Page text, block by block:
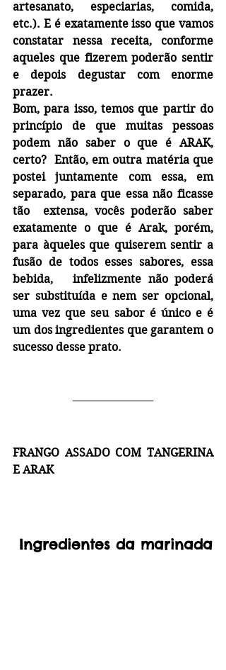
artesanato, especiarias, comida,
etc.). E é exatamente isso que vamos
constatar nessa receita, conforme
aqueles que fizerem poderão sentir
e depois degustar com enorme
prazer.
Bom, para isso, temos que partir do
princípio de que muitas pessoas
podem não saber o que é ARAK,
certo?  Então, em outra matéria que
postei juntamente com essa, em
separado, para que essa não ficasse
tão  extensa, vocês poderão saber
exatamente o que é Arak, porém,
para àqueles que quiserem sentir a
fusão de todos esses sabores, essa
bebida,   infelizmente não poderá
ser substituída e nem ser opcional,
uma vez que seu sabor é único e é
um dos ingredientes que garantem o
sucesso desse prato.
FRANGO ASSADO COM TANGERINA
E ARAK
Ingredientes da marinada